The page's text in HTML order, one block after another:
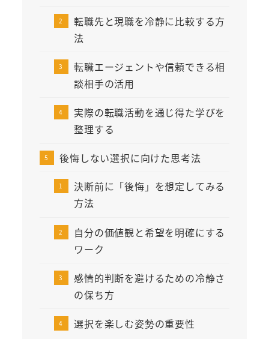
転職先と現職を冷静に比較する方
法
転職エージェントや信頼できる相
談相手の活用
実際の転職活動を通じ得た学びを
整理する
後悔しない選択に向けた思考法
決断前に「後悔」を想定してみる
方法
自分の価値観と希望を明確にする
ワーク
感情的判断を避けるための冷静さ
の保ち方
選択を楽しむ姿勢の重要性